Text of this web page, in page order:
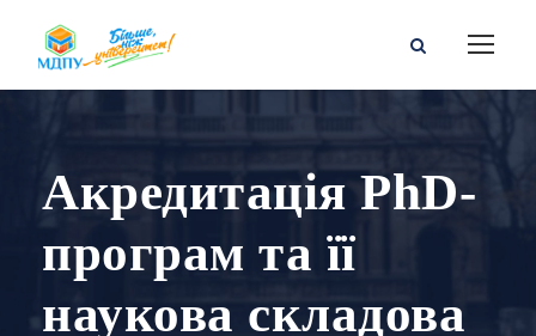
Акредитація PhD-
програм та її
наукова складова